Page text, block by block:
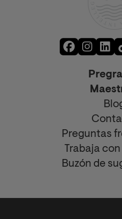
Preguntas
Trabaja
Buzón de